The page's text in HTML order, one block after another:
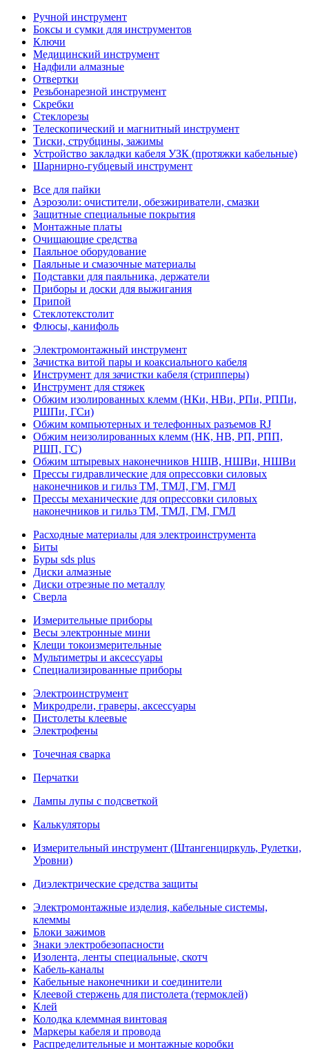
Ручной инструмент
Боксы и сумки для инструментов
Ключи
Медицинский инструмент
Надфили алмазные
Отвертки
Резьбонарезной инструмент
Скребки
Стеклорезы
Телескопический и магнитный инструмент
Тиски, струбцины, зажимы
Устройство закладки кабеля УЗК (протяжки кабельные)
Шарнирно-губцевый инструмент
Все для пайки
Аэрозоли: очистители, обезжириватели, смазки
Защитные специальные покрытия
Монтажные платы
Очищающие средства
Паяльное оборудование
Паяльные и смазочные материалы
Подставки для паяльника, держатели
Приборы и доски для выжигания
Припой
Стеклотекстолит
Флюсы, канифоль
Электромонтажный инструмент
Зачистка витой пары и коаксиального кабеля
Инструмент для зачистки кабеля (стрипперы)
Инструмент для стяжек
Обжим изолированных клемм (НКи, НВи, РПи, РППи,
РШПи, ГСи)
Обжим компьютерных и телефонных разъемов RJ
Обжим неизолированных клемм (НК, НВ, РП, РПП,
РШП, ГС)
Обжим штыревых наконечников НШВ, НШВи, НШВи
Прессы гидравлические для опрессовки силовых
наконечников и гильз ТМ, ТМЛ, ГМ, ГМЛ
Прессы механические для опрессовки силовых
наконечников и гильз ТМ, ТМЛ, ГМ, ГМЛ
Расходные материалы для электроинструмента
Биты
Буры sds plus
Диски алмазные
Диски отрезные по металлу
Сверла
Измерительные приборы
Весы электронные мини
Клещи токоизмерительные
Мультиметры и аксессуары
Специализированные приборы
Электроинструмент
Микродрели, граверы, аксессуары
Пистолеты клеевые
Электрофены
Точечная сварка
Перчатки
Лампы лупы с подсветкой
Калькуляторы
Измерительный инструмент (Штангенциркуль, Рулетки,
Уровни)
Диэлектрические средства защиты
Электромонтажные изделия, кабельные системы,
клеммы
Блоки зажимов
Знаки электробезопасности
Изолента, ленты специальные, скотч
Кабель-каналы
Кабельные наконечники и соединители
Клеевой стержень для пистолета (термоклей)
Клей
Колодка клеммная винтовая
Маркеры кабеля и провода
Распределительные и монтажные коробки